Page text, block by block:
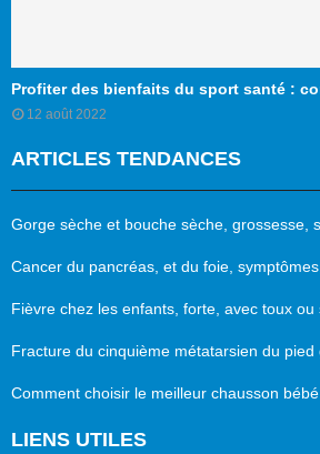
Profiter des bienfaits du sport santé :
12 août 2022
ARTICLES TENDANCES
Gorge sèche et bouche sèche, grossesse,
Cancer du pancréas, et du foie,
Fièvre chez les enfants, forte, avec toux ou
Fracture du cinquième métatarsien du
Comment choisir le meilleur chausson
LIENS UTILES